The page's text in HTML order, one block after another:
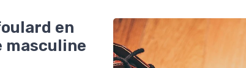
en
masculine